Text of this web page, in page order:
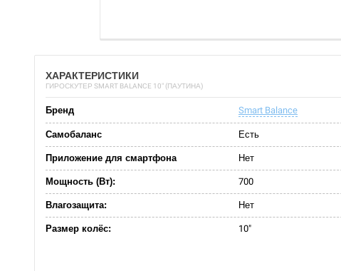
ХАРАКТЕРИСТИКИ
ГИРОСКУТЕР SMART BALANCE 10" (ПАУТИНА)
Бренд Smart Balance
Самобаланс Есть
Приложение для смартфона Нет
Мощность (Вт): 700
Влагозащита: Нет
Размер колёс: 10"